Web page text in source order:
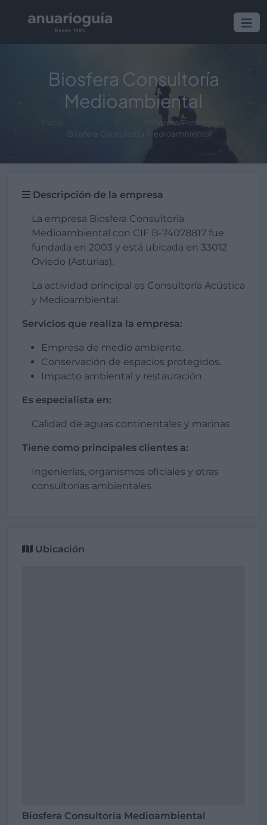
Biosfera Consultoría
Medioambiental
Inicio
Empresa/Profesional
Biosfera Consultoría Medioambiental
Descripción de la empresa
La empresa Biosfera Consultoría
Medioambiental con CIF B-74078817 fue
fundada en 2003 y está ubicada en 33012
Oviedo (Asturias).
La actividad principal es Consultoría Acústica
y Medioambiental.
Servicios que realiza la empresa:
Empresa de medio ambiente.
Conservación de espacios protegidos.
Impacto ambiental y restauración
Es especialista en:
Calidad de aguas continentales y marinas
Tiene como principales clientes a:
Ingenierías, organismos oficiales y otras
consultorías ambientales
Ubicación
Biosfera Consultoría Medioambiental